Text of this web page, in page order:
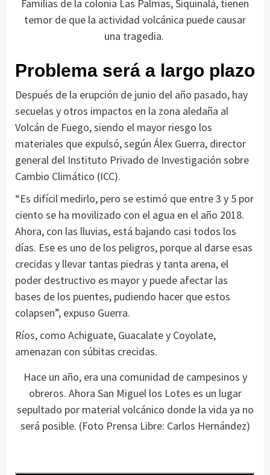
Familias de la colonia Las Palmas, Siquinalá, tienen
temor de que la actividad volcánica puede causar
una tragedia.
Problema será a largo plazo
Después de la erupción de junio del año pasado, hay
secuelas y otros impactos en la zona aledaña al
Volcán de Fuego, siendo el mayor riesgo los
materiales que expulsó, según Álex Guerra, director
general del Instituto Privado de Investigación sobre
Cambio Climático (ICC).
“Es difícil medirlo, pero se estimó que entre 3 y 5 por
ciento se ha movilizado con el agua en el año 2018.
Ahora, con las lluvias, está bajando casi todos los
días. Ese es uno de los peligros, porque al darse esas
crecidas y llevar tantas piedras y tanta arena, el
poder destructivo es mayor y puede afectar las
bases de los puentes, pudiendo hacer que estos
colapsen”, expuso Guerra.
Ríos, como Achiguate, Guacalate y Coyolate,
amenazan con súbitas crecidas.
Hace un año, era una comunidad de campesinos y
obreros. Ahora San Miguel los Lotes es un lugar
sepultado por material volcánico donde la vida ya no
será posible. (Foto Prensa Libre: Carlos Hernández)